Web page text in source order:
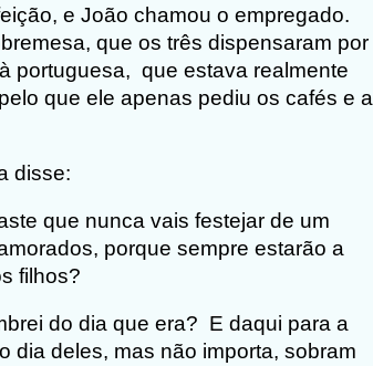
e João chamou o empregado.
que os três dispensaram por
portuguesa, que estava realmente
que ele apenas pediu os cafés e a
disse:
que nunca vais festejar de um
porque sempre estarão a
filhos?
do dia que era? E daqui para a
dia deles, mas não importa, sobram